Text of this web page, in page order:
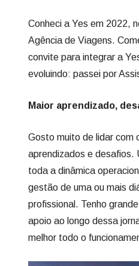
Conheci a Yes em 2022,
Agência de Viagens.
convite para integrar a
evoluindo: passei por
Maior aprendizado,
Gosto muito de lidar com
aprendizados e desafios.
toda a dinâmica
gestão de uma ou mais
profissional. Tenho
apoio ao longo dessa
melhor todo o